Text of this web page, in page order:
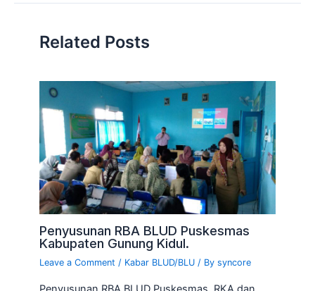
Related Posts
Penyusunan RBA BLUD Puskesmas
Kabupaten Gunung Kidul.
Leave a Comment / Kabar BLUD/BLU / Bysyncore